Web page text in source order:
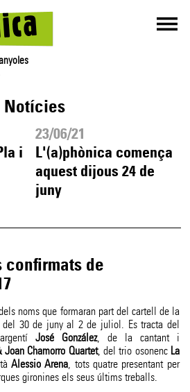
Notícies
i
23/06/21
L'(a)phònica comença
aquest dijous 24 de
juny
confirmats de
noms que formaran part del cartell de la
30 de juny al 2 de juliol. Es tracta del
argentíJosé González, de la cantant i
Chamorro Quartet, del trio osonenc La
Alessio Arena, tots quatre presentant per
gironines els seus últims treballs.